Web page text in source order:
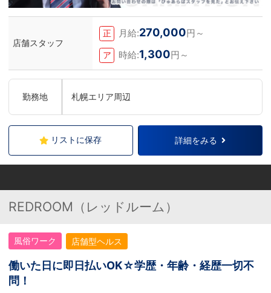
店舗スタッフ
正 月給:270,000円～
ア 時給:1,300円～
勤務地 札幌エリア周辺
リストに保存 詳細をみる
REDROOM（レッドルーム）
風俗ワーク 店舗型ヘルス
働いた日に即日払いOK☆学歴・年齢・経歴一切不
問！